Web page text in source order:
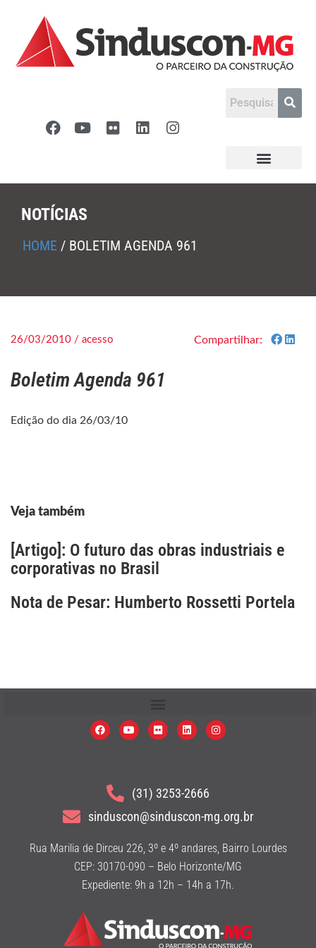
NOTÍCIAS
HOME / BOLETIM AGENDA 961
26/03/2010 / acesso Compartilhar:
Boletim Agenda 961
Edição do dia 26/03/10
Veja também
[Artigo]: O futuro das obras industriais e
corporativas no Brasil
Nota de Pesar: Humberto Rossetti Portela
(31) 3253-2666
sinduscon@sinduscon-mg.org.br
Rua Marilia de Dirceu 226, 3º e 4º andares, Bairro Lourdes
CEP: 30170-090 – Belo Horizonte/MG
Expediente: 9h a 12h – 14h a 17h.